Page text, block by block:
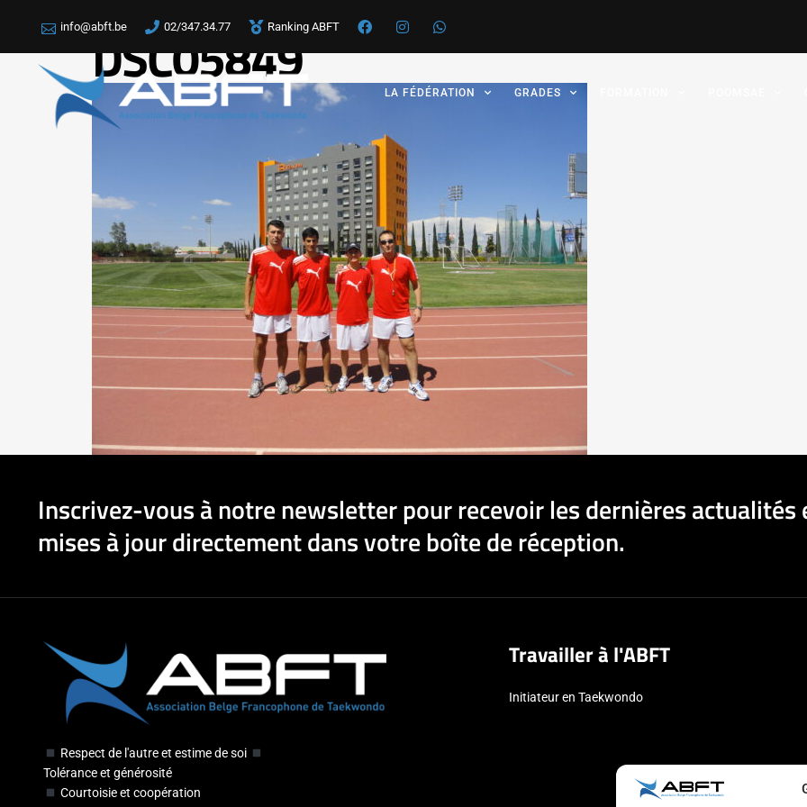
info@abft.be 02/347.34.77 Ranking ABFT
LA FÉDÉRATION GRADES
DSC05849
Inscrivez-vous à notre newsletter pour recevoir les dernières actualités
mises à jour directement dans votre boîte de réception.
Respect de l'autre et estime de soi
Tolérance et générosité
Courtoisie et coopération
Travailler à l'ABFT
Initiateur en Taekwondo